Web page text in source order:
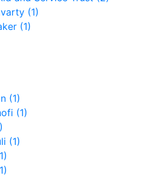
(1)
(1)
(1)
(1)
(1)